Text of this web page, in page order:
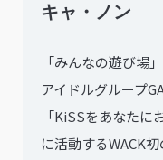
キャ・ノン
「みんなの遊び場
アイドルグループ
「KiSSをあなた
に活動するWACK